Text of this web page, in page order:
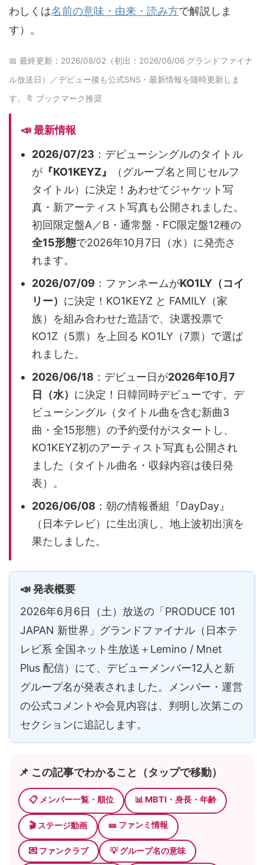
わしくは名前の意味・由来・読み方で解説しま
す）。
📅 最終更新：2026/08/02（初出：2026/06/06 グランドファイナ
ル放送日）／デビュー後も公式SNS・最新情報を随時更新しま
す。🔖 ブックマーク推奨
📣 最新情報
2026/07/23 ：デビューシングルのタイトル
が 『KO1KEYZ』
（グループ名と同じセルフ
タイトル）に決定！あわせてジャケット写
真・新アーティスト写真も公開されました。
初回限定盤A／B・通常盤・FC限定盤12種の
全15形態で2026年10月7日（水）に発売さ
れます。
2026/07/09 ：ファンネームがKO1LY（コイ
リー） に決定！KO1KEYZ と FAMILY（家
族）を組み合わせた造語で、決選投票で
KO1Z（5票）を上回る KO1LY（7票）で選ば
れました。
2026/06/18 ：デビュー日が2026年10月7
日（水） に決定！日韓同時デビューです。デ
ビューシングル（タイトル曲を含む新曲3
曲・全15形態）の予約受付がスタートし、
KO1KEYZ初のアーティスト写真も公開され
ました（タイトル曲名・収録内容は後日発
表）。
2026/06/08 ：朝の情報番組『DayDay』
（日本テレビ）に生出演し、地上波初出演を
果たしました。
📣 発表概要
2026年6月6日（土）放送の「PRODUCE 101
JAPAN 新世界」グランドファイナル（日本テ
レビ系 全国ネット生放送＋Lemino / Mnet
Plus 配信）にて、デビューメンバー12人と新
グループ名が発表されました。メンバー・運営
の公式コメントや会見内容は、判明し次第この
セクションに追記します。
📌 この記事でわかること（タップで移動）
📋 メンバー一覧・順位 📊 MBTI・身長・年齢
🎬 ステージ動画 🎫 ファンミ情報
💌 ファンクラブ 💡 グループ名の意味